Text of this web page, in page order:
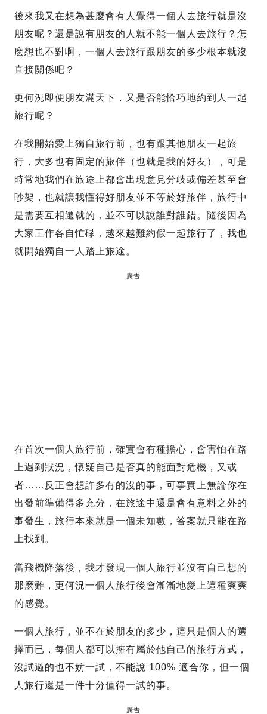
後來我又在想為甚麼會有人覺得一個人去旅行就是沒
朋友呢？還是說有朋友的人就不能一個人去旅行？怎
麽想也不對啊，一個人去旅行跟朋友的多少根本就沒
直接關係吧？
更何況即便朋友滿天下，又是否能恰巧地約到人一起
旅行呢？
在我開始愛上獨自旅行前，也有跟其他朋友一起旅
行，大多也有固定的旅伴（也就是我的好友），可是
時常地我們在旅途上都會出現意見分歧或偏差甚至會
吵架，也就讓我懂得好朋友並不等於好旅伴，旅行中
是需要互相遷就的，並不可以說誰對誰錯。隨後因為
大家工作各自忙碌，越來越難約假一起旅行了，我也
就開始獨自一人踏上旅途。
廣告
在首次一個人旅行前，確實會有種擔心，會害怕在路
上遇到狀況，懷疑自己是否真的能面對危機，又或
者……反正會想許多有的沒的事，可事實上無論你在
出發前準備得多充分，在旅途中還是會有意料之外的
事發生，旅行本來就是一個未知數，答案就只能在路
上找到。
當飛機降落後，我才發現一個人旅行並沒有自己想的
那麽難，更何況一個人旅行後會漸漸地愛上這種爽爽
的感覺。
一個人旅行，並不在於朋友的多少，這只是個人的選
擇而已，每個人都可以擁有屬於他自己的旅行方式，
沒試過的也不妨一試，不能說 100% 適合你，但一個
人旅行還是一件十分值得一試的事。
廣告